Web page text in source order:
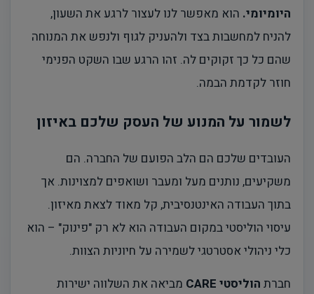
היומיומי. הוא מאפשר לנו לעצור לרגע את השעון,
להניח למחשבות בצד ולהעניק לגוף ולנפש את המנוחה
שהם כל כך זקוקים לה. זהו הרגע שבו השקט הפנימי
חוזר לקדמת הבמה.
לשמור על המנוע של העסק שלכם באיזון
העובדים שלכם הם הלב הפועם של החברה. הם
משקיעים, נותנים מעל ומעבר ושואפים למצוינות. אך
בתוך העבודה האינטנסיבית, קל מאוד לצאת מאיזון.
עיסוי הוליסטי במקום העבודה הוא לא רק "פינוק" – הוא
כלי ניהולי אסטרטגי לשמירה על חיוניות הצוות.
חברת הוליסטי CARE
מביאה את השלווה ישירות